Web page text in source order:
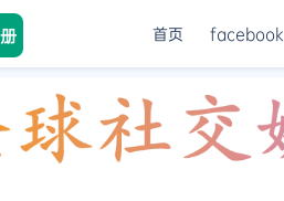
首页 facebook